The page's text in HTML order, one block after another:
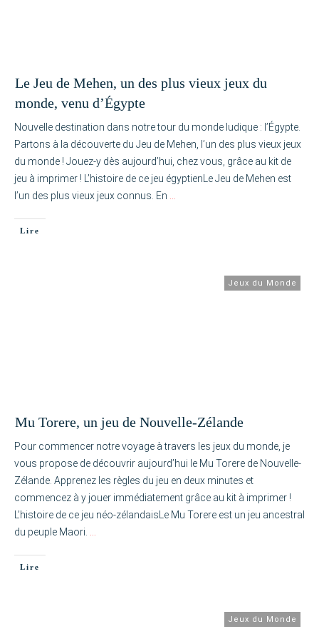
Le Jeu de Mehen, un des plus vieux jeux du
monde, venu d’Égypte
Nouvelle destination dans notre tour du monde ludique : l’Égypte.
Partons à la découverte du Jeu de Mehen, l’un des plus vieux jeux
du monde ! Jouez-y dès aujourd’hui, chez vous, grâce au kit de
jeu à imprimer ! L’histoire de ce jeu égyptienLe Jeu de Mehen est
l’un des plus vieux jeux connus. En
Lire
Jeux du Monde
Mu Torere, un jeu de Nouvelle-Zélande
Pour commencer notre voyage à travers les jeux du monde, je
vous propose de découvrir aujourd’hui le Mu Torere de Nouvelle-
Zélande. Apprenez les règles du jeu en deux minutes et
commencez à y jouer immédiatement grâce au kit à imprimer !
L’histoire de ce jeu néo-zélandaisLe Mu Torere est un jeu ancestral
du peuple Maori.
Lire
Jeux du Monde